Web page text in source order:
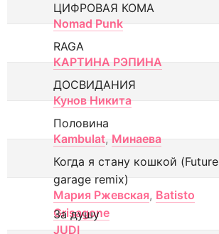
ЦИФРОВАЯ КОМА
Nomad Punk
RAGA
КАРТИНА РЭПИНА
ДОСВИДАНИЯ
Кунов Никита
Половина
Kambulat, Минаева
Когда я стану кошкой (Future
garage remix)
Мария Ржевская, Batisto
Grisagone
За душу
JUDI